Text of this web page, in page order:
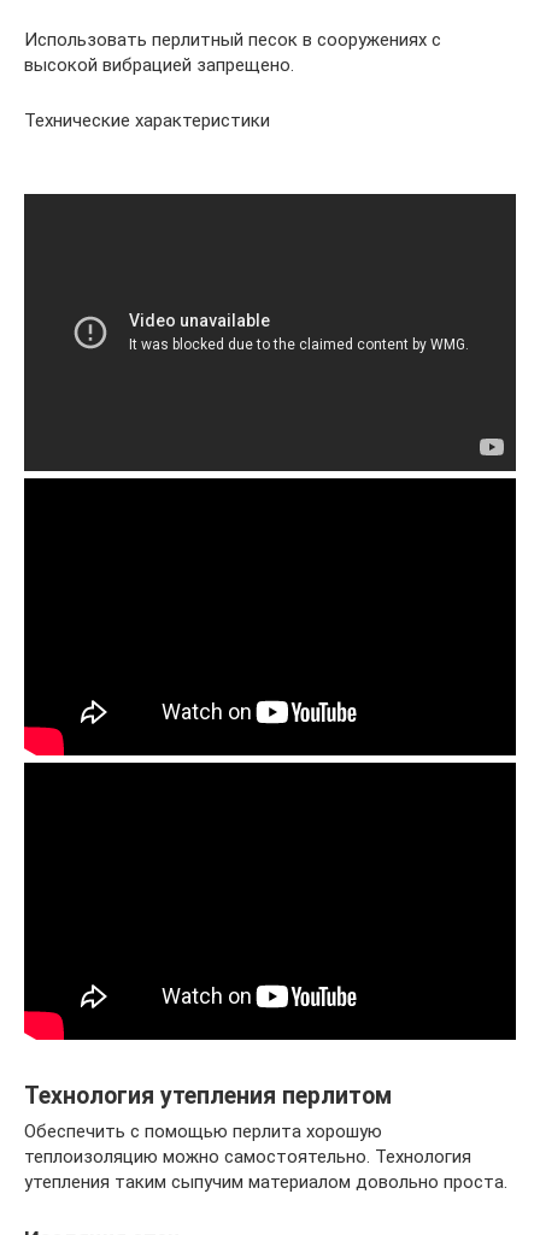
Использовать перлитный песок в сооружениях с
высокой вибрацией запрещено.
Технические характеристики
Технология утепления перлитом
Обеспечить с помощью перлита хорошую
теплоизоляцию можно самостоятельно. Технология
утепления таким сыпучим материалом довольно проста.